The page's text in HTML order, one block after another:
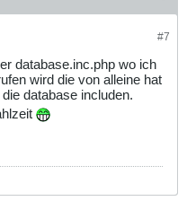
#7
database.inc.php wo ich
wird die von alleine hat
database includen.